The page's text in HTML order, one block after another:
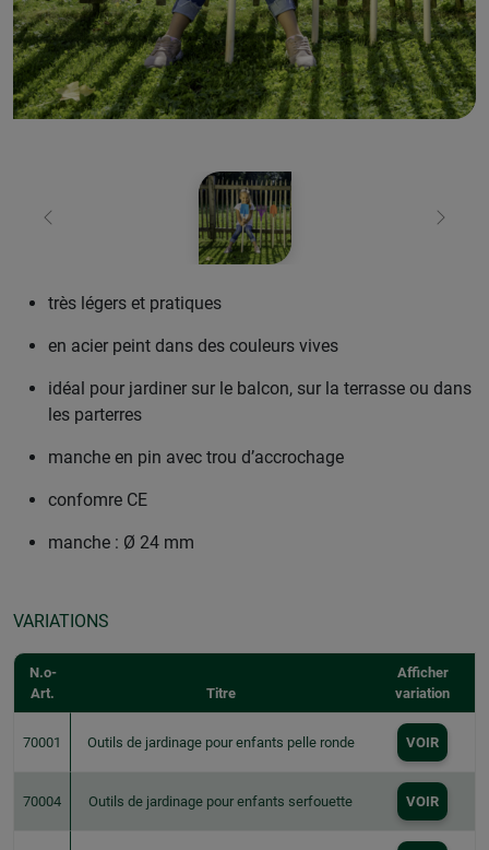
retour
très légers et pratiques
en acier peint dans des couleurs vives
idéal pour jardiner sur le balcon, sur la terrasse ou dans
les parterres
manche en pin avec trou d’accrochage
confomre CE
manche : Ø 24 mm
VARIATIONS
N.o-
Art.
Titre
Afficher
variation
70001 Outils de jardinage pour enfants pelle ronde VOIR
70004 Outils de jardinage pour enfants serfouette VOIR